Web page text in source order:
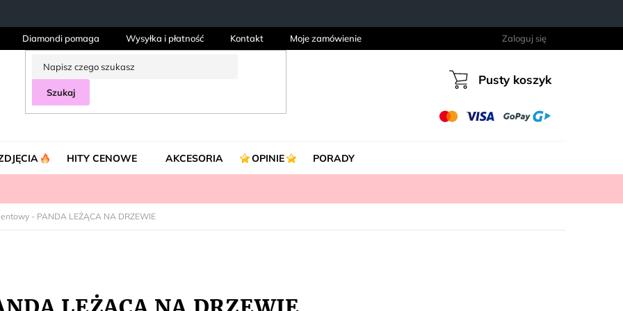
Diamondi pomaga Wysyłka i płatność Kontakt Moje zamówienie Zaloguj się
Szukaj Koszyk
Pusty koszyk
HITY CENOWE AKCESORIA OPINIE PORADY
- PANDA LEŻĄCA NA DRZEWIE